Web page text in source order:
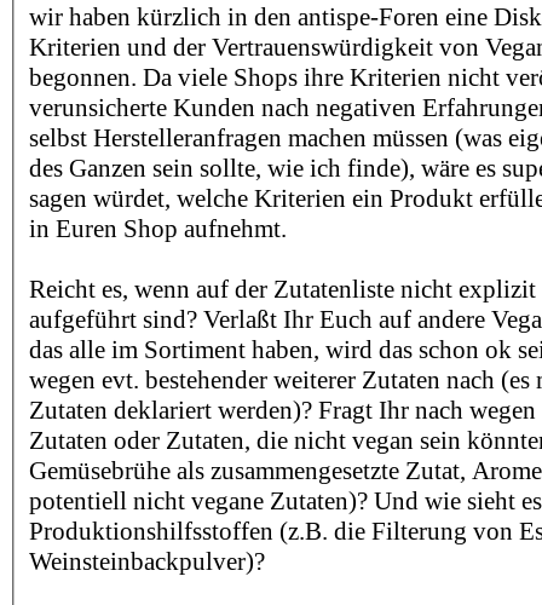
wir haben kürzlich in den antispe-Foren eine
Kriterien und der Vertrauenswürdigkeit von
begonnen. Da viele Shops ihre Kriterien nicht
verunsicherte Kunden nach negativen
selbst Herstelleranfragen machen müssen (was
des Ganzen sein sollte, wie ich finde), wäre es
sagen würdet, welche Kriterien ein Produkt
in Euren Shop aufnehmt.
Reicht es, wenn auf der Zutatenliste nicht
aufgeführt sind? Verlaßt Ihr Euch auf andere
das alle im Sortiment haben, wird das schon ok
wegen evt. bestehender weiterer Zutaten nach (es
Zutaten deklariert werden)? Fragt Ihr nach wegen
Zutaten oder Zutaten, die nicht vegan sein
Gemüsebrühe als zusammengesetzte Zutat,
potentiell nicht vegane Zutaten)? Und wie sieht
Produktionshilfsstoffen (z.B. die Filterung von
Weinsteinbackpulver)?